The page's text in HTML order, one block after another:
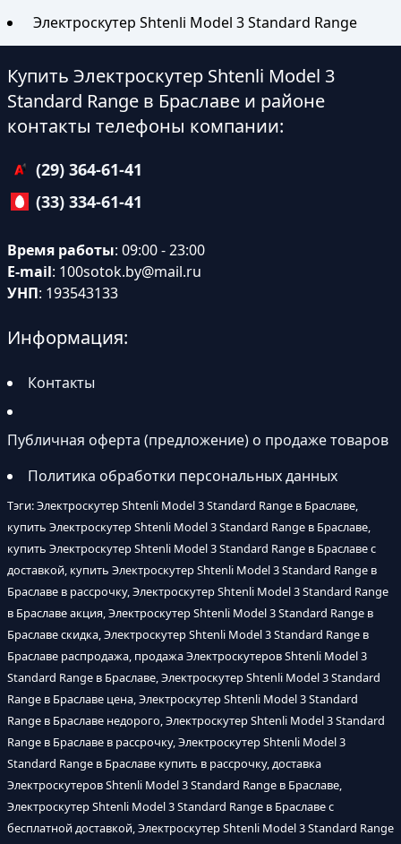
Электроскутер Shtenli Model 3 Standard Range
Купить Электроскутер Shtenli Model 3
Standard Range в Браславе и районе
контакты телефоны компании:
(29) 364-61-41
(33) 334-61-41
Время работы: 09:00 - 23:00
E-mail: 100sotok.by@mail.ru
УНП: 193543133
Информация:
Контакты
Публичная оферта (предложение) о продаже товаров
Политика обработки персональных данных
Тэги: Электроскутер Shtenli Model 3 Standard Range в Браславе,
купить Электроскутер Shtenli Model 3 Standard Range в Браславе,
купить Электроскутер Shtenli Model 3 Standard Range в Браславе с
доставкой, купить Электроскутер Shtenli Model 3 Standard Range в
Браславе в рассрочку, Электроскутер Shtenli Model 3 Standard Range
в Браславе акция, Электроскутер Shtenli Model 3 Standard Range в
Браславе скидка, Электроскутер Shtenli Model 3 Standard Range в
Браславе распродажа, продажа Электроскутеров Shtenli Model 3
Standard Range в Браславе, Электроскутер Shtenli Model 3 Standard
Range в Браславе цена, Электроскутер Shtenli Model 3 Standard
Range в Браславе недорого, Электроскутер Shtenli Model 3 Standard
Range в Браславе в рассрочку, Электроскутер Shtenli Model 3
Standard Range в Браславе купить в рассрочку, доставка
Электроскутеров Shtenli Model 3 Standard Range в Браславе,
Электроскутер Shtenli Model 3 Standard Range в Браславе с
бесплатной доставкой, Электроскутер Shtenli Model 3 Standard Range